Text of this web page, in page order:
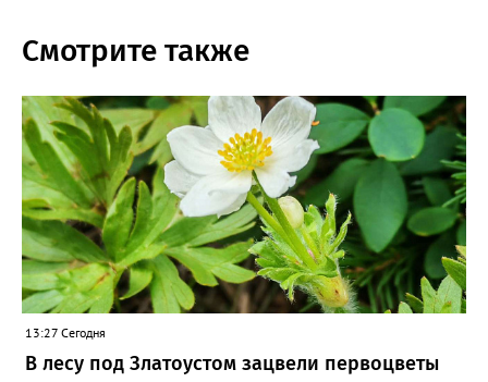
Смотрите также
13:27 Сегодня
В лесу под Златоустом зацвели первоцветы